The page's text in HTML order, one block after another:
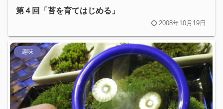
第４回「苔を育てはじめる」
2008年10月19日
趣味